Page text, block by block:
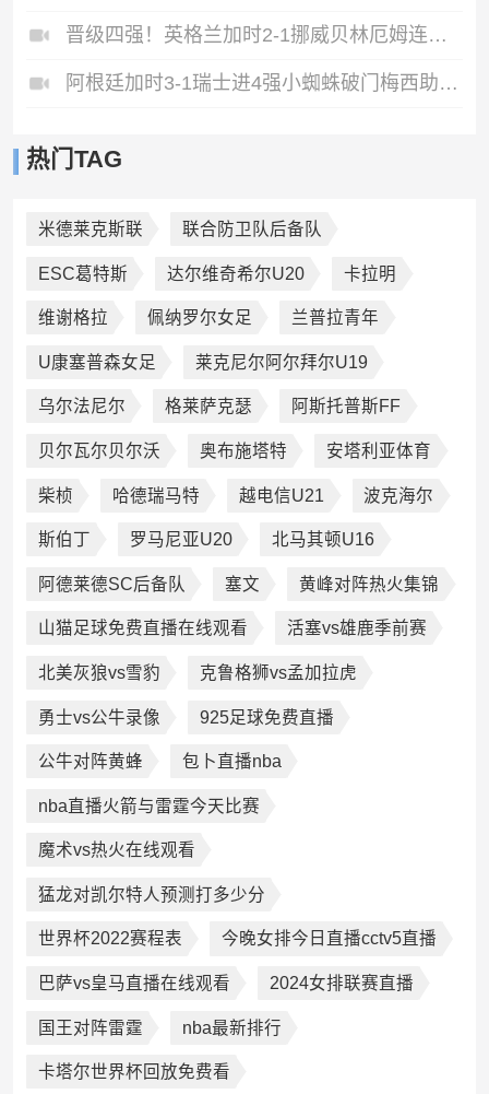
晋级四强！英格兰加时2-1挪威贝林厄姆连场双响谢尔德鲁普破门
阿根廷加时3-1瑞士进4强小蜘蛛破门梅西助攻麦卡恩博洛假摔染红
热门TAG
米德莱克斯联 联合防卫队后备队
ESC葛特斯 达尔维奇希尔U20 卡拉明
维谢格拉 佩纳罗尔女足 兰普拉青年
U康塞普森女足 莱克尼尔阿尔拜尔U19
乌尔法尼尔 格莱萨克瑟 阿斯托普斯FF
贝尔瓦尔贝尔沃 奥布施塔特 安塔利亚体育
柴桢 哈德瑞马特 越电信U21 波克海尔
斯伯丁 罗马尼亚U20 北马其顿U16
阿德莱德SC后备队 塞文 黄峰对阵热火集锦
山猫足球免费直播在线观看 活塞vs雄鹿季前赛
北美灰狼vs雪豹 克鲁格狮vs孟加拉虎
勇士vs公牛录像 925足球免费直播
公牛对阵黄蜂 包卜直播nba
nba直播火箭与雷霆今天比赛
魔术vs热火在线观看
猛龙对凯尔特人预测打多少分
世界杯2022赛程表 今晚女排今日直播cctv5直播
巴萨vs皇马直播在线观看 2024女排联赛直播
国王对阵雷霆 nba最新排行
卡塔尔世界杯回放免费看